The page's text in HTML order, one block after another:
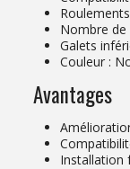
Nombre de
Galets
Couleur :
Avantages
Installation